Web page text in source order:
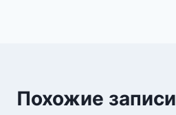
Похожие записи